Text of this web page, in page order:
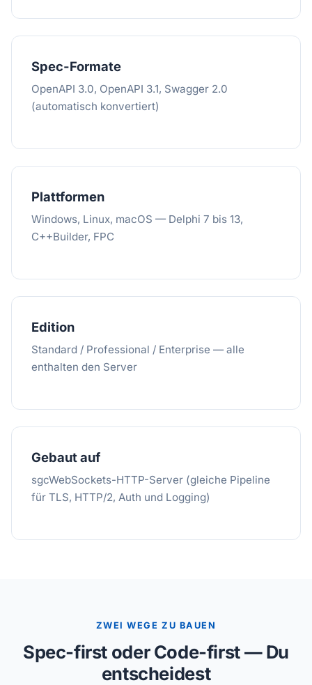
Spec-Formate
OpenAPI 3.0, OpenAPI 3.1, Swagger 2.0
(automatisch konvertiert)
Plattformen
Windows, Linux, macOS — Delphi 7 bis 13,
C++Builder, FPC
Edition
Standard / Professional / Enterprise — alle
enthalten den Server
Gebaut auf
sgcWebSockets-HTTP-Server (gleiche Pipeline
für TLS, HTTP/2, Auth und Logging)
ZWEI WEGE ZU BAUEN
Spec-first oder Code-first — Du
entscheidest